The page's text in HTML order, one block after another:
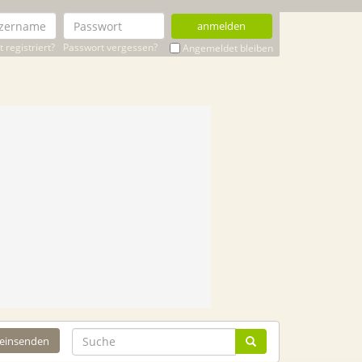
anmelden
registriert? Passwort vergessen? Angemeldet bleiben